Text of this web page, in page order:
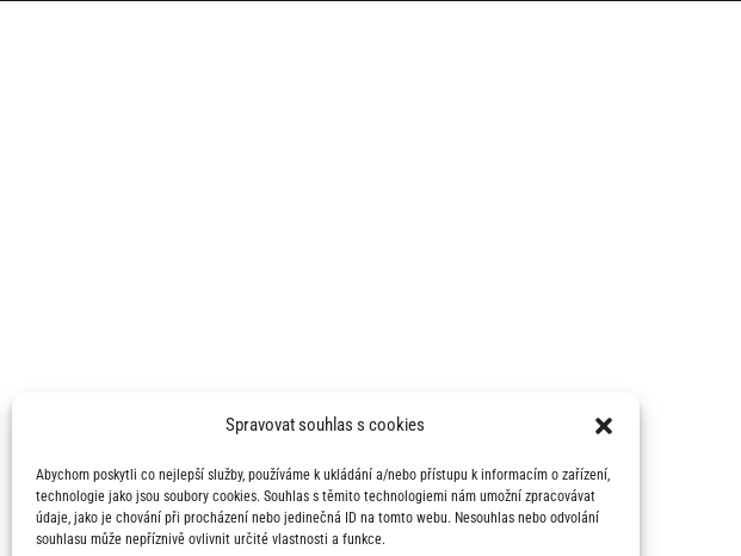
Spravovat souhlas s cookies
Abychom poskytli co nejlepší služby, používáme k ukládání a/nebo přístupu k informacím o zařízení,
technologie jako jsou soubory cookies. Souhlas s těmito technologiemi nám umožní zpracovávat
údaje, jako je chování při procházení nebo jedinečná ID na tomto webu. Nesouhlas nebo odvolání
souhlasu může nepříznivě ovlivnit určité vlastnosti a funkce.